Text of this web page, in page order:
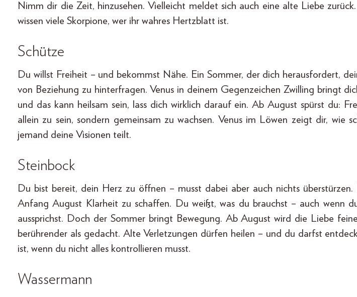
Nimm dir die Zeit, hinzusehen. Vielleicht meldet sich auch eine alte Liebe
wissen viele Skorpione, wer ihr wahres Hertzblatt ist.
Schütze
Du willst Freiheit – und bekommst Nähe. Ein Sommer, der dich herausfordert,
von Beziehung zu hinterfragen. Venus in deinem Gegenzeichen Zwilling bringt
und das kann heilsam sein, lass dich wirklich darauf ein. Ab August spürst du:
allein zu sein, sondern gemeinsam zu wachsen. Venus im Löwen zeigt dir, wie
jemand deine Visionen teilt.
Steinbock
Du bist bereit, dein Herz zu öffnen – musst dabei aber auch nichts
Anfang August Klarheit zu schaffen. Du weißt, was du brauchst – auch wenn
aussprichst. Doch der Sommer bringt Bewegung. Ab August wird die Liebe
berührender als gedacht. Alte Verletzungen dürfen heilen – und du darfst
ist, wenn du nicht alles kontrollieren musst.
Wassermann